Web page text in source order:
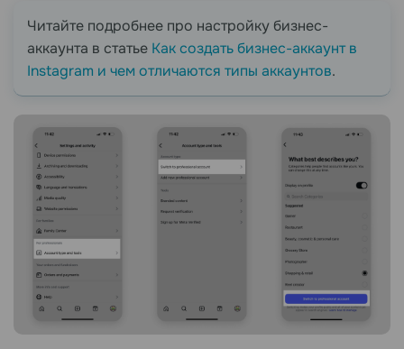
Читайте подробнее про настройку бизнес-
аккаунта в статье Как создать бизнес-аккаунт в
Instagram и чем отличаются типы аккаунтов.